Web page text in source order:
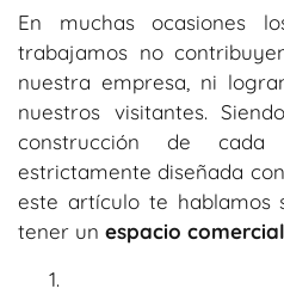
En muchas ocasiones
trabajamos no
nuestra empresa, ni
nuestros visitantes.
construcción de
estrictamente diseñada
este artículo te hablamos
tener un espacio comercial